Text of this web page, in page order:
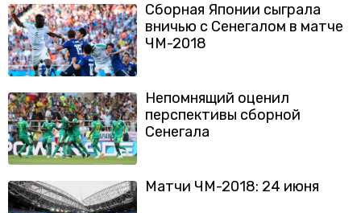
Сборная Японии сыграла
вничью с Сенегалом в матче
ЧМ-2018
Непомнящий оценил
перспективы сборной
Сенегала
Матчи ЧМ-2018: 24 июня